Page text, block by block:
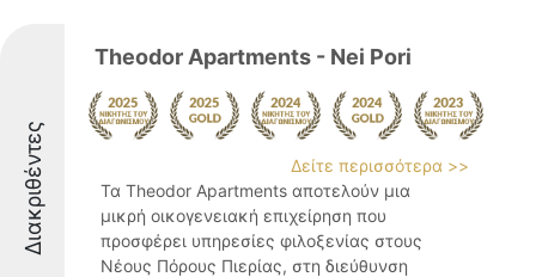
Διακριθέντες
Theodor Apartments - Nei Pori
Δείτε περισσότερα >>
Τα Theodor Apartments αποτελούν μια
μικρή οικογενειακή επιχείρηση που
προσφέρει υπηρεσίες φιλοξενίας στους
Νέους Πόρους Πιερίας, στη διεύθυνση